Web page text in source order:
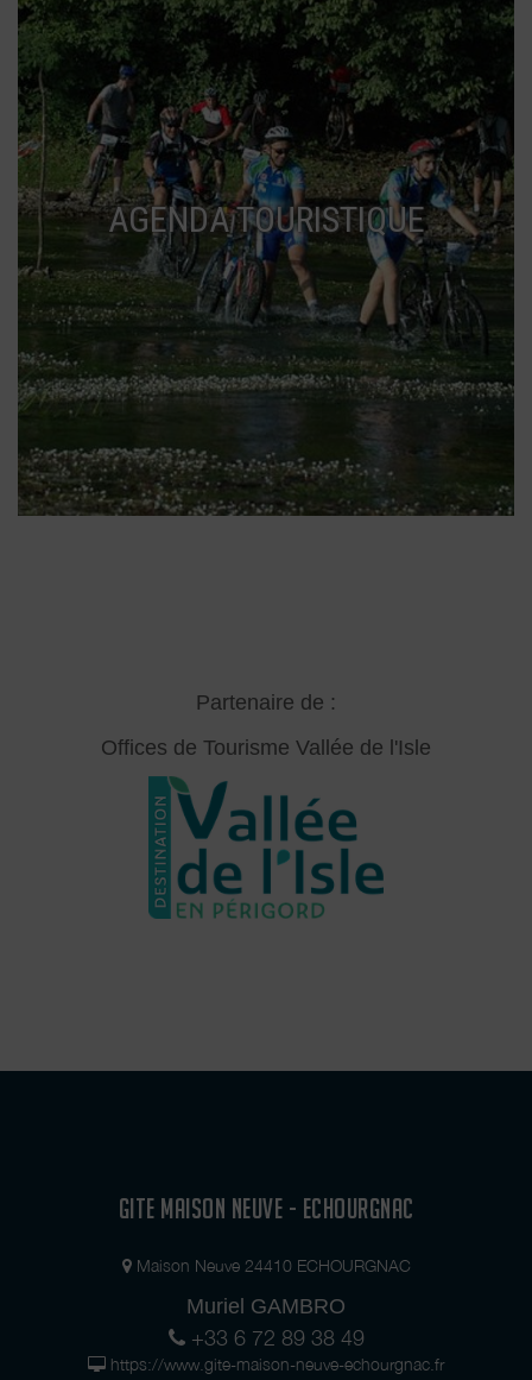
AGENDA TOURISTIQUE
Partenaire de :
Offices de Tourisme Vallée de l'Isle
GITE MAISON NEUVE - ECHOURGNAC
Maison Neuve 24410 ECHOURGNAC
Muriel GAMBRO
+33 6 72 89 38 49
https://www.gite-maison-neuve-echourgnac.fr